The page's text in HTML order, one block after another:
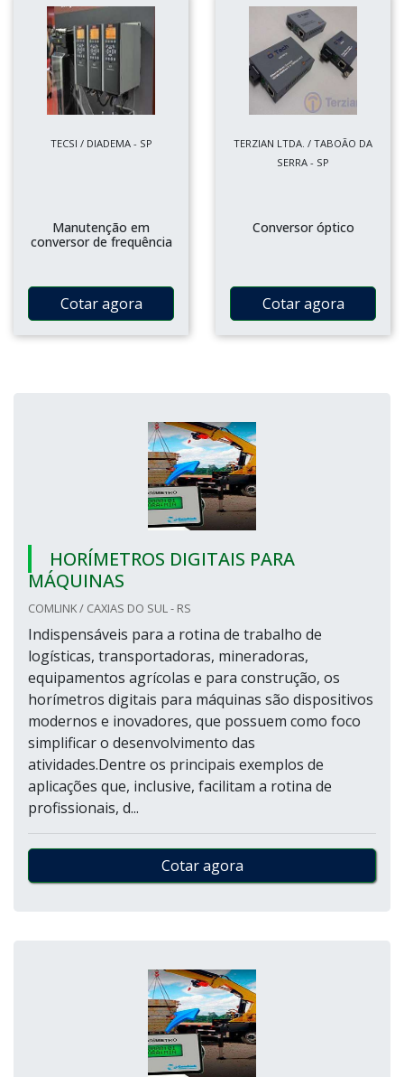
TECSI / DIADEMA - SP
Manutenção em
conversor de frequência
Cotar agora
TERZIAN LTDA. / TABOÃO DA
SERRA - SP
Conversor óptico
Cotar agora
HORÍMETROS DIGITAIS PARA
MÁQUINAS
COMLINK / CAXIAS DO SUL - RS
Indispensáveis para a rotina de trabalho de
logísticas, transportadoras, mineradoras,
equipamentos agrícolas e para construção, os
horímetros digitais para máquinas são dispositivos
modernos e inovadores, que possuem como foco
simplificar o desenvolvimento das
atividades.Dentre os principais exemplos de
aplicações que, inclusive, facilitam a rotina de
profissionais, d...
Cotar agora